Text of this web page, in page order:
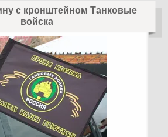
с кронштейном Танковые
войска